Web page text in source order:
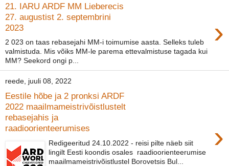
21. IARU ARDF MM Lieberecis
27. augustist 2. septembrini
2023
›
2 023 on taas rebasejahi MM-i toimumise aasta. Selleks tuleb
valmistuda. Mis võiks MM-le parema ettevalmistuse tagada kui
MM? Seekord ongi p...
reede, juuli 08, 2022
Eestile hõbe ja 2 pronksi ARDF
2022 maailmameistrivõistlustelt
rebasejahis ja
raadioorienteerumises
›
Redigeeritud 24.10.2022 - reisi pilte näeb siit
lingilt Eesti koondis osales raadioorienteerumise
maailmameistrivõistlustel Borovetsis Bul...